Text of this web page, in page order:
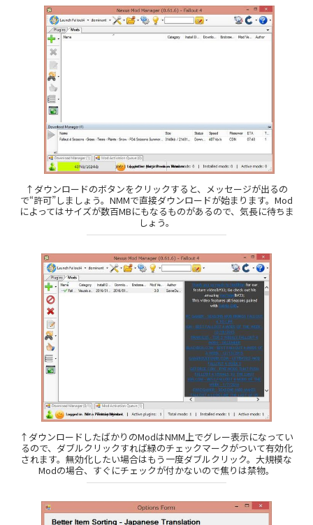
↑ダウンロードのボタンをクリックすると、メッセージが出るの
で“許可”しましょう。NMMで直接ダウンロードが始まります。Mod
によってはサイズが数百MBにもなるものがあるので、気長に待ちま
しょう。
↑ダウンロードしたばかりのModはNMM上でグレー表示になってい
るので、ダブルクリックすれば緑のチェックマークがついて有効化
されます。無効化したい場合はもう一度ダブルクリック。大規模な
Modの場合、すぐにチェックが付かないので焦りは禁物。